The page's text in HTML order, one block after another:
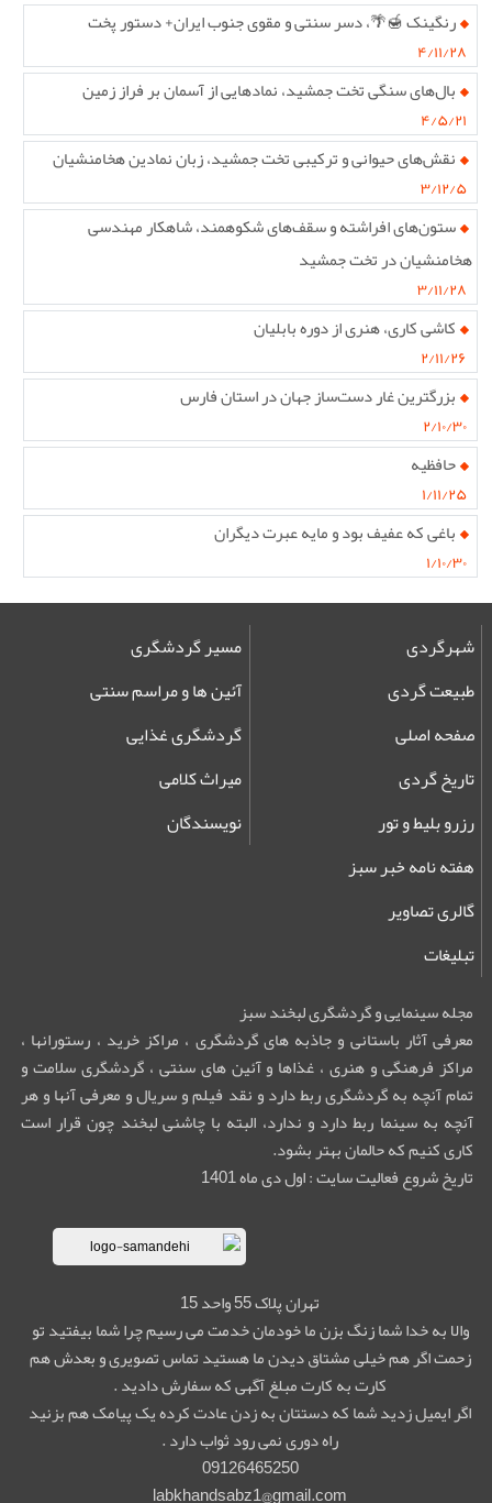
رنگینک 🍯🌴، دسر سنتی و مقوی جنوب ایران+ دستور پخت
۴/۱۱/۲۸
بال‌های سنگی تخت جمشید، نمادهایی از آسمان بر فراز زمین
۴/۵/۲۱
نقش‌های حیوانی و ترکیبی تخت جمشید، زبان نمادین هخامنشیان
۳/۱۲/۵
ستون‌های افراشته و سقف‌های شکوهمند، شاهکار مهندسی
هخامنشیان در تخت جمشید
۳/۱۱/۲۸
کاشی کاری، هنری از دوره بابلیان
۲/۱۱/۲۶
بزرگترین غار دست‌ساز جهان در استان فارس
۲/۱۰/۳۰
حافظیه
۱/۱۱/۲۵
باغی که عفیف بود و مایه عبرت دیگران
۱/۱۰/۳۰
شهرگردی
طبیعت گردی
صفحه اصلی
تاریخ گردی
مسیر گردشگری
آئین ها و مراسم سنتی
گردشگری غذایی
میراث کلامی
رزرو بلیط و تور
هفته نامه خبر سبز
گالری تصاویر
تبلیغات
نویسندگان
مجله سینمایی و گردشگری لبخند سبز
معرفی آثار باستانی و جاذبه های گردشگری ، مراکز خرید ، رستورانها ،
مراکز فرهنگی و هنری ، غذاها و آئین های سنتی ، گردشگری سلامت و
تمام آنچه به گردشگری ربط دارد و نقد فیلم و سریال و معرفی آنها و هر
آنچه به سینما ربط دارد و ندارد، البته با چاشنی لبخند چون قرار است
کاری کنیم که حالمان بهتر بشود.
تاریخ شروع فعالیت سایت : اول دی ماه 1401
تهران پلاک 55 واحد 15
والا به خدا شما زنگ بزن ما خودمان خدمت می رسیم چرا شما بیفتید تو
زحمت اگر هم خیلی مشتاق دیدن ما هستید تماس تصویری و بعدش هم
کارت به کارت مبلغ آگهی که سفارش دادید .
اگر ایمیل زدید شما که دستتان به زدن عادت کرده یک پیامک هم بزنید
راه دوری نمی رود ثواب دارد .
09126465250
labkhandsabz1@gmail.com